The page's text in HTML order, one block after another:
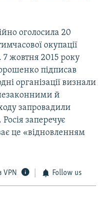
оголосила 20
окупації
жовтня 2015 року
підписав
організації визнали
й
запровадили
заперечує
це «відновленням
VPN Follow us